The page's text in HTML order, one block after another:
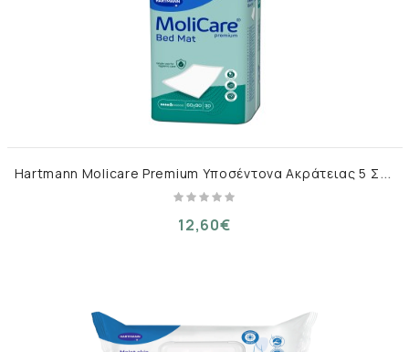
H
artmann Molicare Premium Υποσέντονα Ακράτειας 5 Σταγόνων 60x90cm 30τμχ
12,60€